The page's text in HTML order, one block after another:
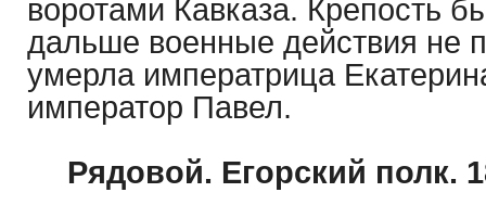
воротами Кавказа. Крепость
дальше военные действия не
умерла императрица
император Павел.
Рядовой. Егорский полк.